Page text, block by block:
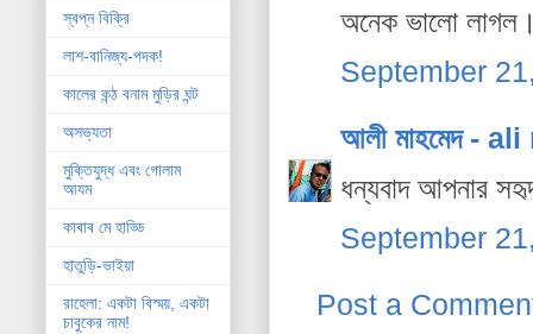
অনেক ভালো
September
আলী মাহমেদ -
ধন্যবাদ আপনার
September
Post a
স্বপ্ন বিক্রি
লাশ-বানিজ্য-পদক!
কালের কন্ঠ বনাম মুড়ির ঘন্ট
অসভ্যতা
মুক্তিযুদ্ধ এবং গোলাম
আযম
কাবাব মে হাড্ডি
হাতুড়ি-ভাইয়া
রাহেলা: একটা বিস্ময়, একটা
চাবুকের নাম!